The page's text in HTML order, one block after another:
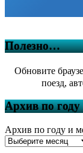
Полезно…
Обновите
поезд,
Архив по году
Архив по году и